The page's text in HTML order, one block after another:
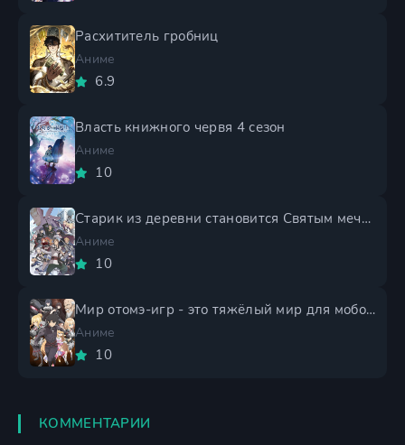
Расхититель гробниц
Аниме
6.9
Власть книжного червя 4 сезон
Аниме
10
Старик из деревни становится Святым мечом 2 сезон
Аниме
10
Мир отомэ-игр - это тяжёлый мир для мобов 2 сезон
Аниме
10
КОММЕНТАРИИ